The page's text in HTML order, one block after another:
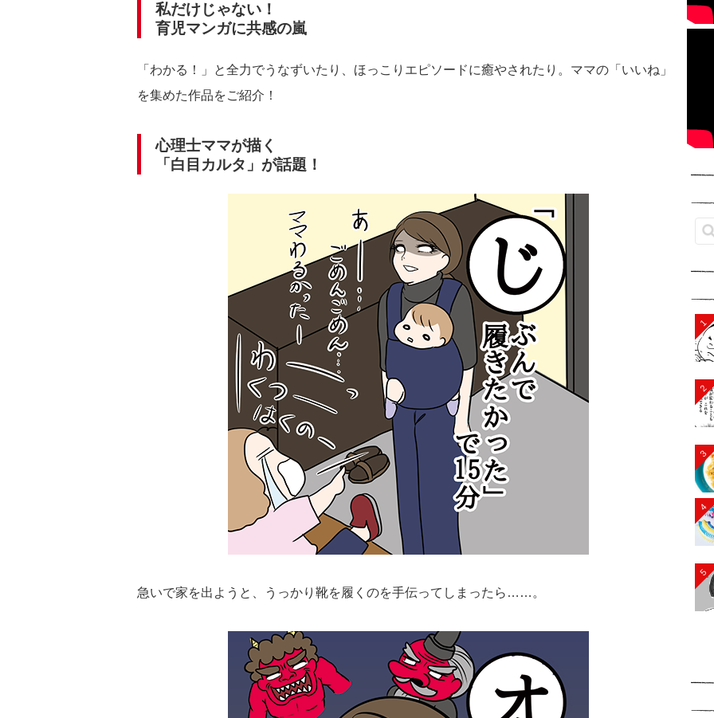
私だけじゃない！
育児マンガに共感の嵐
「わかる！」と全力でうなずいたり、ほっこりエピソードに癒やされたり。ママの「いいね」
を集めた作品をご紹介！
心理士ママが描く
「白目カルタ」が話題！
急いで家を出ようと、うっかり靴を履くのを手伝ってしまったら……。
1
2
3
4
5